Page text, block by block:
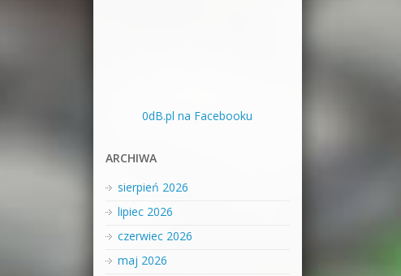
0dB.pl na Facebooku
ARCHIWA
sierpień 2026
lipiec 2026
czerwiec 2026
maj 2026